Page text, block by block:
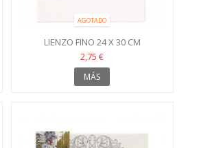
AGOTADO
LIENZO FINO 24 X 30 CM
2,75 €
MÁS